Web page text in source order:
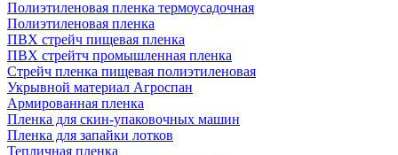
Полиэтиленовая пленка термоусадочная
Полиэтиленовая пленка
ПВХ стрейч пищевая пленка
ПВХ стрейтч промышленная пленка
Стрейч пленка пищевая полиэтиленовая
Укрывной материал Агроспан
Армированная пленка
Пленка для скин-упаковочных машин
Пленка для запайки лотков
Тепличная пленка